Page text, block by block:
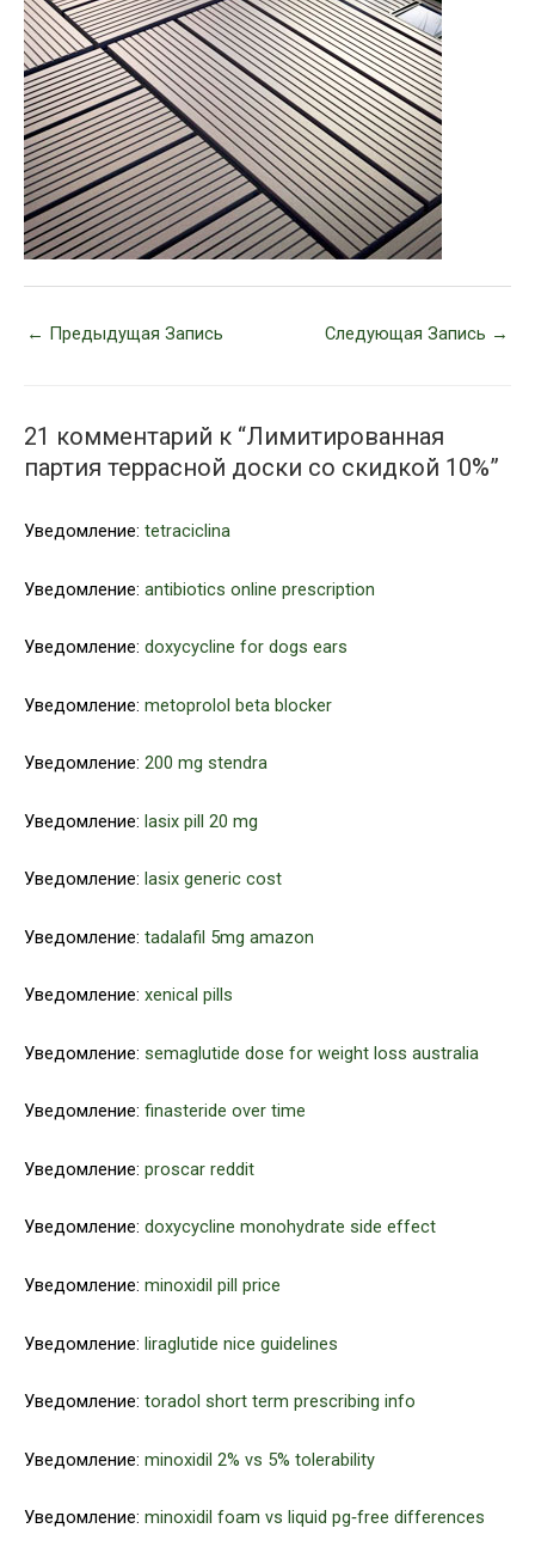
← Предыдущая Запись Следующая Запись →
21 комментарий к “Лимитированная
партия террасной доски со скидкой 10%”
Уведомление: tetraciclina
Уведомление: antibiotics online prescription
Уведомление: doxycycline for dogs ears
Уведомление: metoprolol beta blocker
Уведомление: 200 mg stendra
Уведомление: lasix pill 20 mg
Уведомление: lasix generic cost
Уведомление: tadalafil 5mg amazon
Уведомление: xenical pills
Уведомление: semaglutide dose for weight loss australia
Уведомление: finasteride over time
Уведомление: proscar reddit
Уведомление: doxycycline monohydrate side effect
Уведомление: minoxidil pill price
Уведомление: liraglutide nice guidelines
Уведомление: toradol short term prescribing info
Уведомление: minoxidil 2% vs 5% tolerability
Уведомление: minoxidil foam vs liquid pg‑free differences